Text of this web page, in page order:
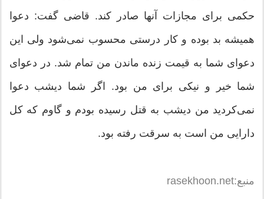
حكمی برای مجازات آنها صادر كند. قاضی گفت: دعوا
همیشه بد بوده و كار درستی محسوب نمی‌شود ولی این
دعوای شما به قیمت زنده ماندن من تمام شد. در دعوای
شما خیر و نیكی برای من بود. اگر شما دیشب دعوا
نمی‌كردید من دیشب به قتل رسیده بودم و گاوم كه كل
دارایی من است به سرقت رفته بود.
منبع:rasekhoon.net